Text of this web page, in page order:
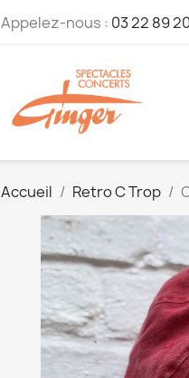
Appelez-nous : 03 22 89
Accueil Retro C Trop